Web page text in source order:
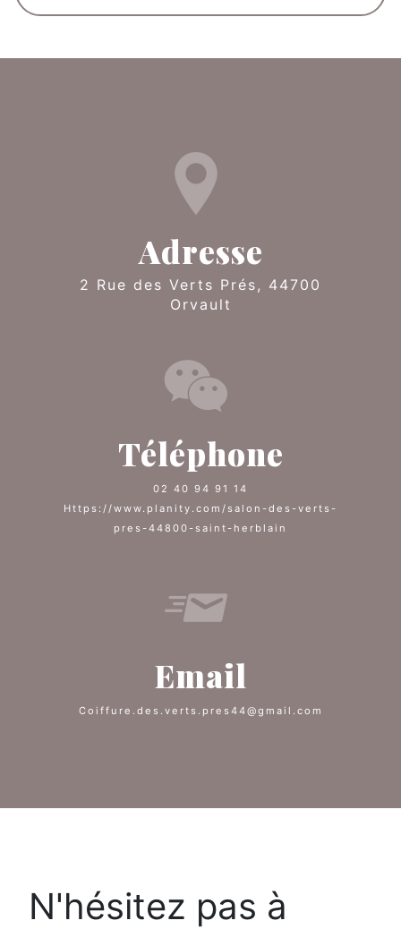
Adresse
2 Rue des Verts Prés, 44700
Orvault
Téléphone
02 40 94 91 14
https://www.planity.com/salon-des-verts-
pres-44800-saint-herblain
Email
coiffure.des.verts.pres44@gmail.com
N'hésitez pas à